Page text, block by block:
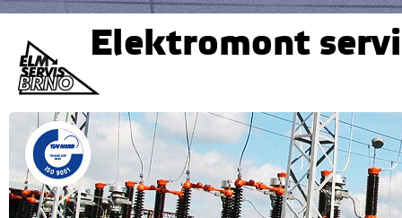
Elektromont